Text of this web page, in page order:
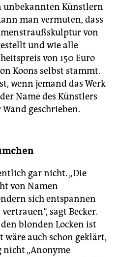
unbekannten Künstlern
man vermuten, dass
von
und wie alle
von 150 Euro
Koons selbst stammt.
wenn jemand das Werk
Name des Künstlers
geschrieben.
gar nicht. „Die
von Namen
sich entspannen
sagt Becker.
blonden Locken ist
auch schon geklärt,
nicht „Anonyme